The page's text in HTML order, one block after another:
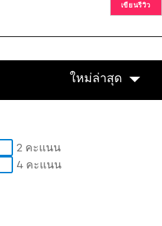
เขียนรีวิว
ใหม่ล่าสุด
2 คะแนน
4 คะแนน